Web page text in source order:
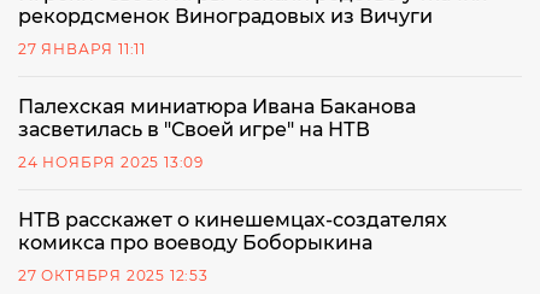
рекордсменок Виноградовых из Вичуги
27 ЯНВАРЯ 11:11
Палехская миниатюра Ивана Баканова
засветилась в "Своей игре" на НТВ
24 НОЯБРЯ 2025 13:09
НТВ расскажет о кинешемцах-создателях
комикса про воеводу Боборыкина
27 ОКТЯБРЯ 2025 12:53